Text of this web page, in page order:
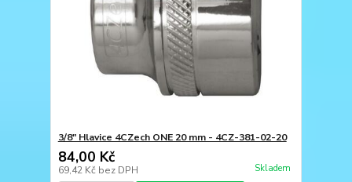
3/8" Hlavice 4CZech ONE 20 mm - 4CZ-381-02-20
84,00 Kč
69,42 Kč bez DPH Skladem